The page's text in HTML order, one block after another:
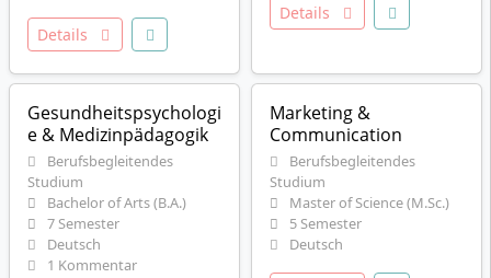
Details
Details
Gesundheitspsychologi
e & Medizinpädagogik
Berufsbegleitendes
Studium
Bachelor of Arts (B.A.)
7 Semester
Deutsch
1 Kommentar
Marketing &
Communication
Berufsbegleitendes
Studium
Master of Science (M.Sc.)
5 Semester
Deutsch